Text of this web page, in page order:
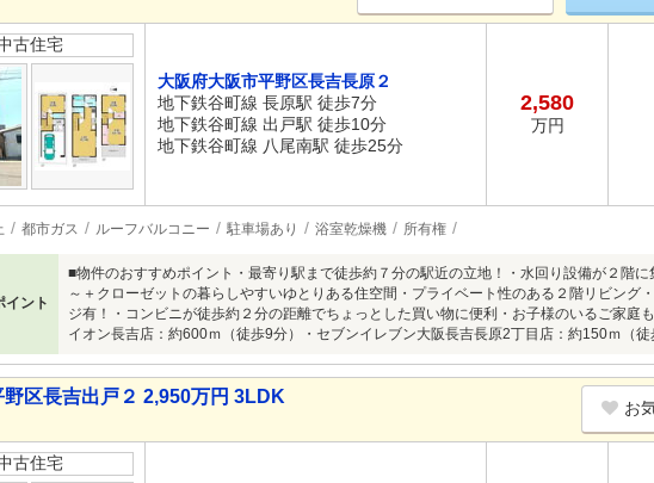
古住宅
大阪府大阪市平野区長吉長原２
地下鉄谷町線 長原駅 徒歩7分
地下鉄谷町線 出戸駅 徒歩10分
地下鉄谷町線 八尾南駅 徒歩25分
2,580
万円
都市ガス ルーフバルコニー 駐車場あり 浴室乾燥機 所有権
イント
■物件のおすすめポイント・最寄り駅まで徒歩約７分の駅近の立地！・水回り設備が２階
～＋クローゼットの暮らしやすいゆとりある住空間・プライベート性のある２階リビング
ジ有！・コンビニが徒歩約２分の距離でちょっとした買い物に便利・お子様のいるご家庭
イオン長吉店：約600ｍ（徒歩9分）・セブンイレブン大阪長吉長原2丁目店：約150ｍ（
区長吉出戸２ 2,950万円 3LDK
お
古住宅